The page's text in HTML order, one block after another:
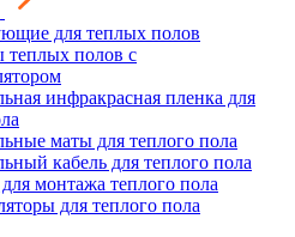
для теплых полов
теплых полов с
инфракрасная пленка для
маты для теплого пола
кабель для теплого пола
монтажа теплого пола
для теплого пола